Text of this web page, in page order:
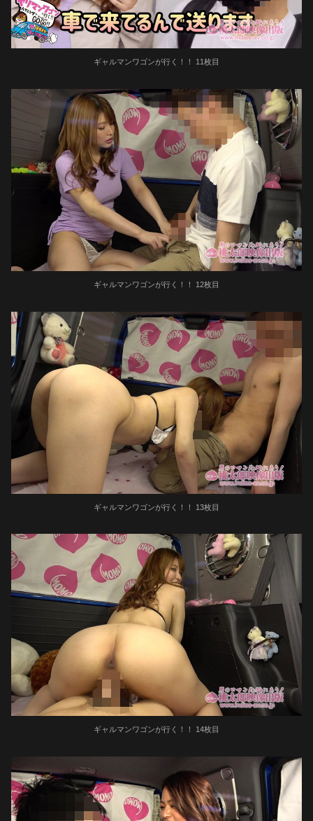
ギャルマンワゴンが行く！！ 11枚目
ギャルマンワゴンが行く！！ 12枚目
ギャルマンワゴンが行く！！ 13枚目
ギャルマンワゴンが行く！！ 14枚目